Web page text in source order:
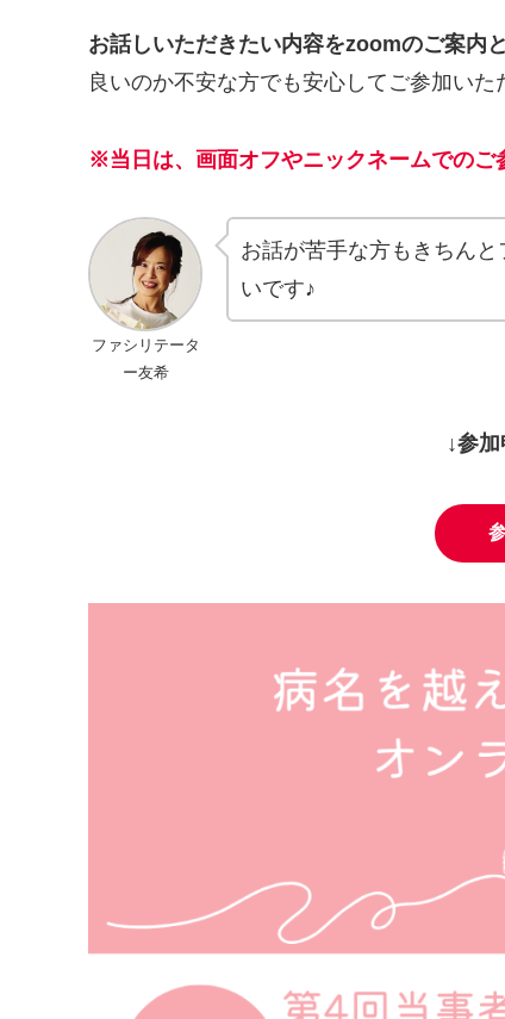
お話しいただきたい内容をzoomのご案内
良いのか不安な方でも安心してご参加いた
※当日は、画面オフやニックネームでのご
ファシリテータ
ー友希
お話が苦手な方もきちん
いです♪
↓参